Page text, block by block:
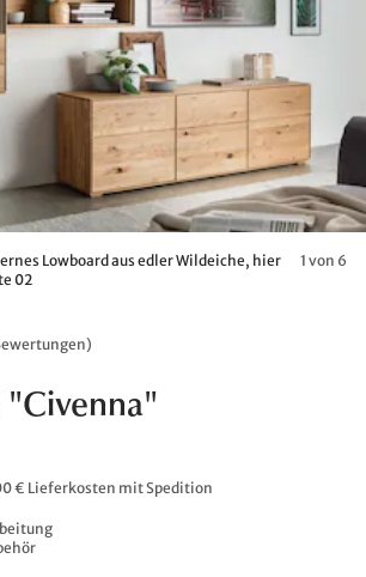
Lowboard aus edler Wildeiche, hier
02
1 von 6
)
€ Lieferkosten mit Spedition